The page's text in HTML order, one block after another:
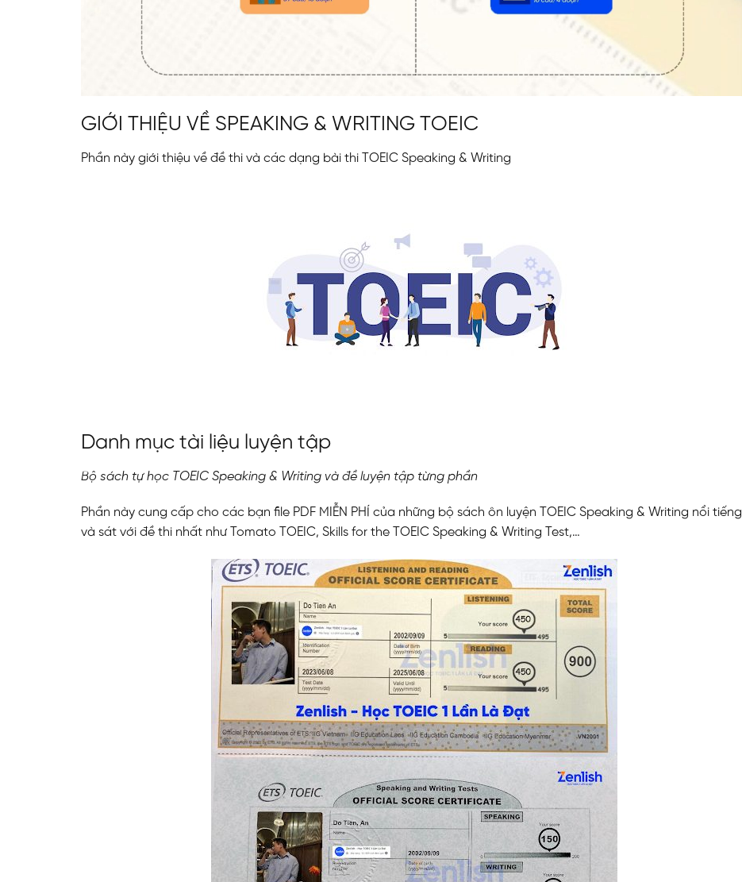
GIỚI THIỆU VỀ SPEAKING & WRITING TOEIC
Phần này giới thiệu về đề thi và các dạng bài thi TOEIC Speaking & Writing
Danh mục tài liệu luyện tập
Bộ sách tự học TOEIC Speaking & Writing và đề luyện tập từng phần
Phần này cung cấp cho các bạn file PDF MIỄN PHÍ của những bộ sách ôn luyện TOEIC Speaking & Writing nổi tiếng
và sát với đề thi nhất như Tomato TOEIC, Skills for the TOEIC Speaking & Writing Test,…